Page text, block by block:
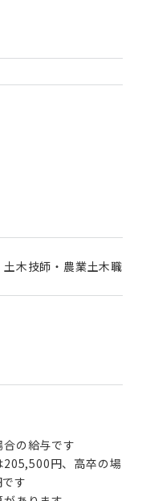
木技師・農業土木職
の給与です
円、高卒の場
す